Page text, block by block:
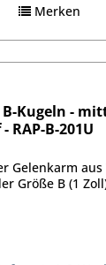
Merken
Kugeln -
RAP-B-201U
Gelenkarm
Größe B (1